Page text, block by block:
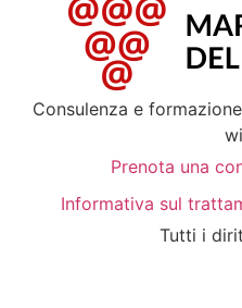
Consulenza e
Prenota una
Informativa sul
Tutti i